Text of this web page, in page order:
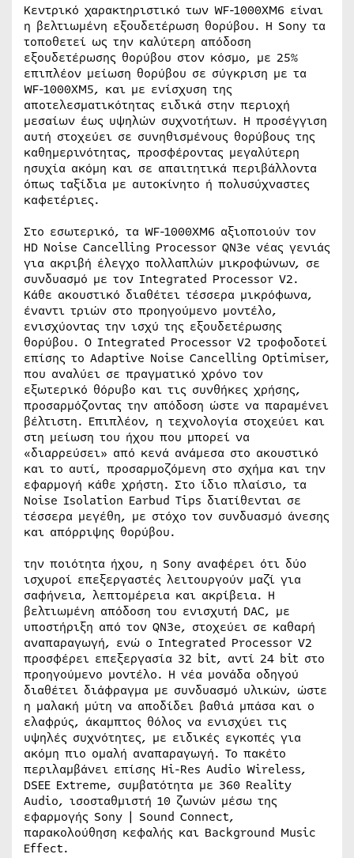
Κεντρικό χαρακτηριστικό των WF-1000XM6 είναι
η βελτιωμένη εξουδετέρωση θορύβου. Η Sony τα
τοποθετεί ως την καλύτερη απόδοση
εξουδετέρωσης θορύβου στον κόσμο, με 25%
επιπλέον μείωση θορύβου σε σύγκριση με τα
WF-1000XM5, και με ενίσχυση της
αποτελεσματικότητας ειδικά στην περιοχή
μεσαίων έως υψηλών συχνοτήτων. Η προσέγγιση
αυτή στοχεύει σε συνηθισμένους θορύβους της
καθημερινότητας, προσφέροντας μεγαλύτερη
ησυχία ακόμη και σε απαιτητικά περιβάλλοντα
όπως ταξίδια με αυτοκίνητο ή πολυσύχναστες
καφετέριες.
Στο εσωτερικό, τα WF-1000XM6 αξιοποιούν τον
HD Noise Cancelling Processor QN3e νέας γενιάς
για ακριβή έλεγχο πολλαπλών μικροφώνων, σε
συνδυασμό με τον Integrated Processor V2.
Κάθε ακουστικό διαθέτει τέσσερα μικρόφωνα,
έναντι τριών στο προηγούμενο μοντέλο,
ενισχύοντας την ισχύ της εξουδετέρωσης
θορύβου. Ο Integrated Processor V2 τροφοδοτεί
επίσης το Adaptive Noise Cancelling Optimiser,
που αναλύει σε πραγματικό χρόνο τον
εξωτερικό θόρυβο και τις συνθήκες χρήσης,
προσαρμόζοντας την απόδοση ώστε να παραμένει
βέλτιστη. Επιπλέον, η τεχνολογία στοχεύει και
στη μείωση του ήχου που μπορεί να
«διαρρεύσει» από κενά ανάμεσα στο ακουστικό
και το αυτί, προσαρμοζόμενη στο σχήμα και την
εφαρμογή κάθε χρήστη. Στο ίδιο πλαίσιο, τα
Noise Isolation Earbud Tips διατίθενται σε
τέσσερα μεγέθη, με στόχο τον συνδυασμό άνεσης
και απόρριψης θορύβου.
την ποιότητα ήχου, η Sony αναφέρει ότι δύο
ισχυροί επεξεργαστές λειτουργούν μαζί για
σαφήνεια, λεπτομέρεια και ακρίβεια. Η
βελτιωμένη απόδοση του ενισχυτή DAC, με
υποστήριξη από τον QN3e, στοχεύει σε καθαρή
αναπαραγωγή, ενώ ο Integrated Processor V2
προσφέρει επεξεργασία 32 bit, αντί 24 bit στο
προηγούμενο μοντέλο. Η νέα μονάδα οδηγού
διαθέτει διάφραγμα με συνδυασμό υλικών, ώστε
η μαλακή μύτη να αποδίδει βαθιά μπάσα και ο
ελαφρύς, άκαμπτος θόλος να ενισχύει τις
υψηλές συχνότητες, με ειδικές εγκοπές για
ακόμη πιο ομαλή αναπαραγωγή. Το πακέτο
περιλαμβάνει επίσης Hi-Res Audio Wireless,
DSEE Extreme, συμβατότητα με 360 Reality
Audio, ισοσταθμιστή 10 ζωνών μέσω της
εφαρμογής Sony | Sound Connect,
παρακολούθηση κεφαλής και Background Music
Effect.